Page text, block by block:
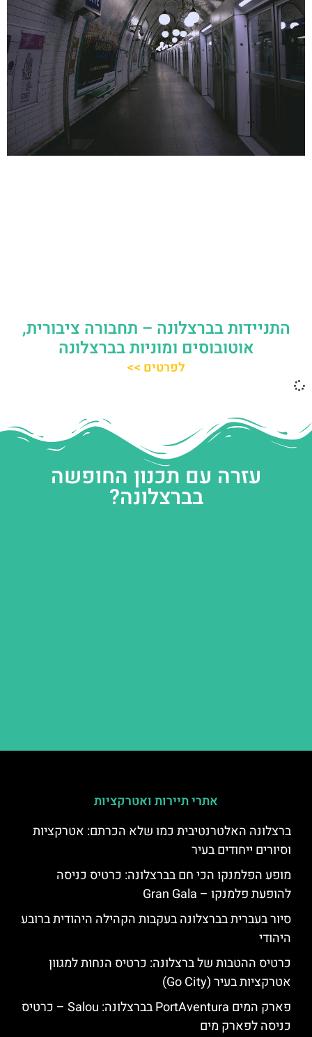
התניידות בברצלונה – תחבורה ציבורית,
אוטובוסים ומוניות בברצלונה
לפרטים >>
עזרה עם תכנון החופשה
בברצלונה?
אתרי תיירות ואטרקציות
ברצלונה האלטרנטיבית כמו שלא הכרתם: אטרקציות
וסיורים ייחודים בעיר
מופע הפלמנקו הכי חם בברצלונה: כרטיס כניסה
להופעת פלמנקו – Gran Gala
סיור בעברית בברצלונה בעקבות הקהילה היהודית ברובע
היהודי
כרטיס ההטבות של ברצלונה: כרטיס הנחות למגוון
אטרקציות בעיר (Go City)
פארק המים PortAventura בברצלונה: Salou – כרטיס
כניסה לפארק מים